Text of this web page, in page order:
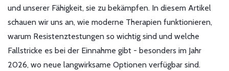
und unserer Fähigkeit, sie zu bekämpfen. In diesem Artikel
schauen wir uns an, wie moderne Therapien funktionieren,
warum Resistenztestungen so wichtig sind und welche
Fallstricke es bei der Einnahme gibt - besonders im Jahr
2026, wo neue langwirksame Optionen verfügbar sind.